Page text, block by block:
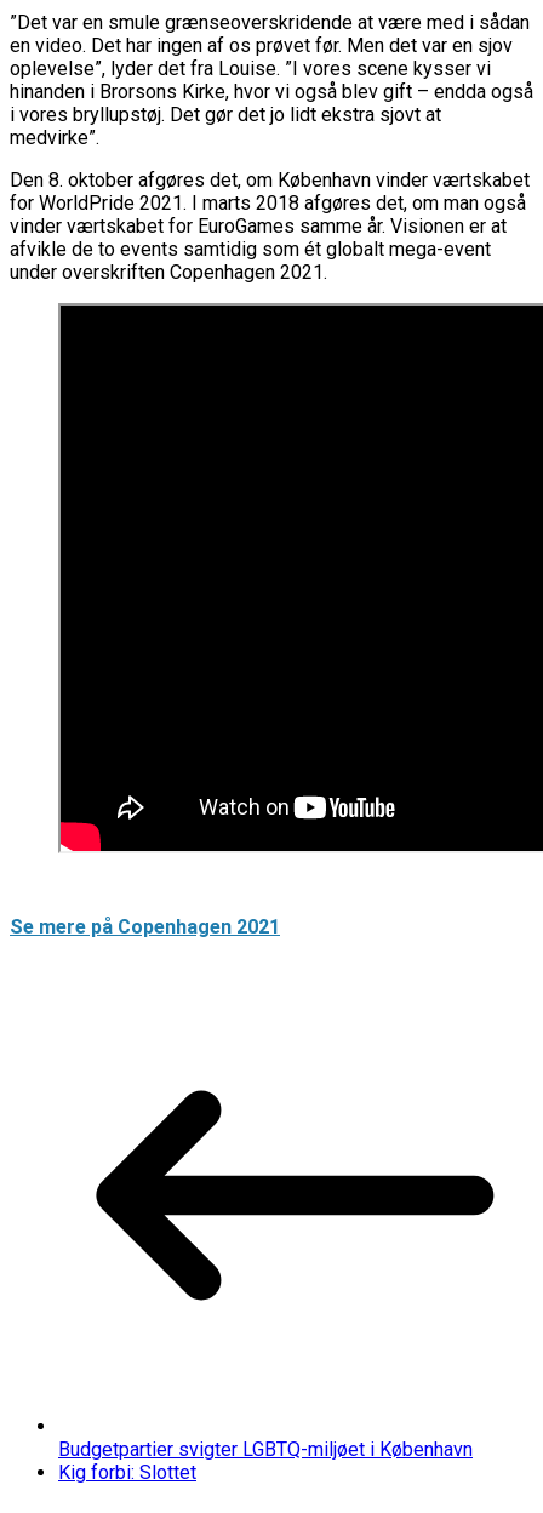
”Det var en smule grænseoverskridende at være med i sådan
en video. Det har ingen af os prøvet før. Men det var en sjov
oplevelse”, lyder det fra Louise. ”I vores scene kysser vi
hinanden i Brorsons Kirke, hvor vi også blev gift – endda også
i vores bryllupstøj. Det gør det jo lidt ekstra sjovt at
medvirke”.
Den 8. oktober afgøres det, om København vinder værtskabet
for WorldPride 2021. I marts 2018 afgøres det, om man også
vinder værtskabet for EuroGames samme år. Visionen er at
afvikle de to events samtidig som ét globalt mega-event
under overskriften Copenhagen 2021.
Se mere på Copenhagen 2021
Budgetpartier svigter LGBTQ-miljøet i København
Kig forbi: Slottet